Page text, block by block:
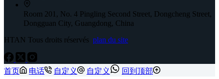
Room 201, No. 4 Pingling Second Street, Dongcheng Street,
Dongguan City, Guangdong, China
HTAN Tous droits réservés plan du site
首页 电话 自定义 自定义 回到顶部